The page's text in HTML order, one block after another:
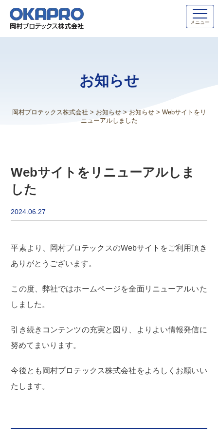
メニュー
お知らせ
岡村プロテックス株式会社 > お知らせ> お知らせ> Webサイトをリ
ニューアルしました
Webサイトをリニューアルしま
した
2024.06.27
平素より、岡村プロテックスのWebサイトをご利用頂き
ありがとうございます。
この度、弊社ではホームページを全面リニューアルいた
しました。
引き続きコンテンツの充実と図り、よりよい情報発信に
努めてまいります。
今後とも岡村プロテックス株式会社をよろしくお願いい
たします。